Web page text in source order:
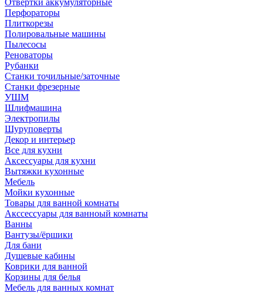
Отвертки аккумуляторные
Перфораторы
Плиткорезы
Полировальные машины
Пылесосы
Реноваторы
Рубанки
Станки точильные/заточные
Станки фрезерные
УШМ
Шлифмашина
Электропилы
Шуруповерты
Декор и интерьер
Все для кухни
Аксессуары для кухни
Вытяжки кухонные
Мебель
Мойки кухонные
Товары для ванной комнаты
Акссессуары для ванноый комнаты
Ванны
Вантузы/ёршики
Для бани
Душевые кабины
Коврики для ванной
Корзины для белья
Мебель для ванных комнат